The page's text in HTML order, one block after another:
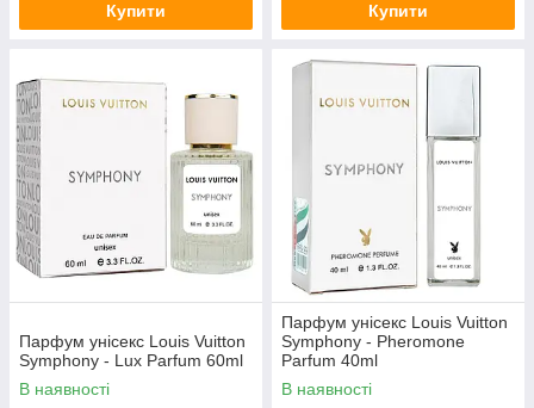
Купити Купити
Парфум унісекс Louis Vuitton
Symphony - Lux Parfum 60ml
В наявності
Парфум унісекс Louis Vuitton
Symphony - Pheromone
Parfum 40ml
В наявності